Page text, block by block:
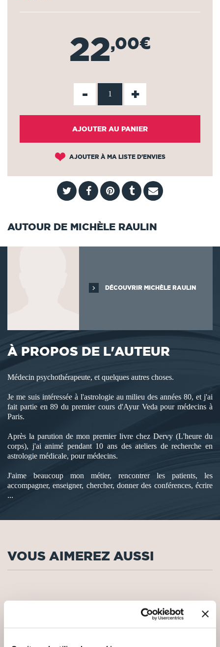
22,00€
- +
AJOUTER AU PANIER
AJOUTER À MA LISTE D'ENVIES
AUTOUR DE MICHÈLE RAULIN
DÉCOUVRIR MICHÈLE RAULIN
À PROPOS DE L'AUTEUR
Médecin psychothérapeute, et quelques autres choses.
Je me suis intéressée à l'astrologie au milieu des années 80, et j'ai
fait partie en 89 du premier cours d'Ayur Veda pour médecins à
Paris.
Après la parution de mon premier livre chez Dervy (L'heure du
corps), j'ai animé pendant 10 ans des ateliers de recherche en
astrologie médicale, pour médecins.
J'aime beaucoup mon métier, rencontrer les patients, les
accompagner, enseigner, chercher, donner des conférences, écrire
...
VOUS AIMEREZ AUSSI